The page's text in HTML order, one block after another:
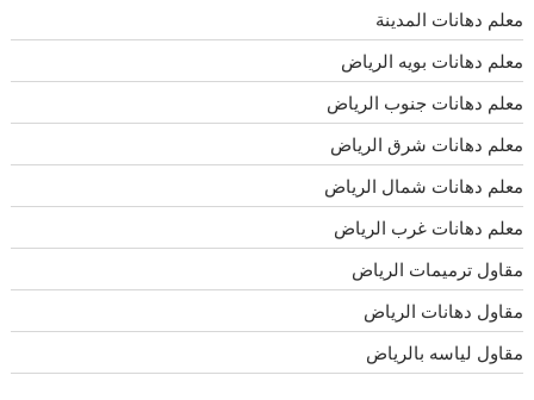
معلم دهانات المدينة
معلم دهانات بويه الرياض
معلم دهانات جنوب الرياض
معلم دهانات شرق الرياض
معلم دهانات شمال الرياض
معلم دهانات غرب الرياض
مقاول ترميمات الرياض
مقاول دهانات الرياض
مقاول لياسه بالرياض